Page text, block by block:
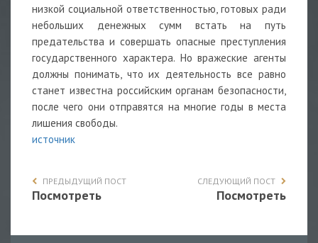
низкой социальной ответственностью, готовых ради
небольших денежных сумм встать на путь
предательства и совершать опасные преступления
государственного характера. Но вражеские агенты
должны понимать, что их деятельность все равно
станет известна российским органам безопасности,
после чего они отправятся на многие годы в места
лишения свободы.
источник
ПРЕДЫДУЩИЙ ПОСТ
Посмотреть
СЛЕДУЮЩИЙ ПОСТ
Посмотреть